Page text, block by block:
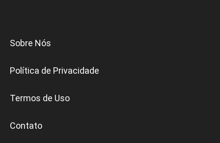
Sobre Nós
Política de Privacidade
Termos de Uso
Contato